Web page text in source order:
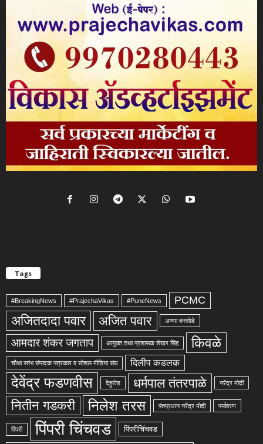
Tags
#BreakingNews #PrajechaVikas #PuneNews PCMC
अजितदादा पवार अजित पवार अण्णा बनसोडे
आमदार शंकर जगताप आयुक्त तथा प्रशासक शेखर सिंह किवळे
चौथा स्तंभ संपादक पत्रकार व सोशल मीडिया संघ दिलीप कडलक
देवेंद्र फडणवीस देहुरोड धर्मपाल तंतरपाळे नरेंद्र मोदीं
नितीन गडकरी निलेश तरस पंतप्रधान नरेंद्र मोदी पर्यावरण
पिंपरी पिंपरी चिंचवड पिंपरीचिंचवड